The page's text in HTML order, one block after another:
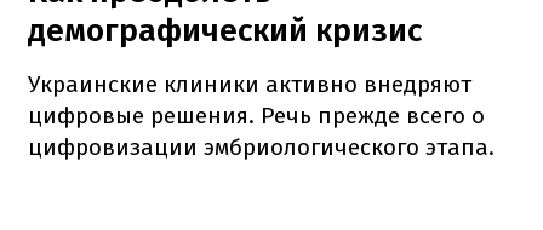
демографический кризис
Украинские клиники активно внедряют
цифровые решения. Речь прежде всего о
цифровизации эмбриологического этапа.